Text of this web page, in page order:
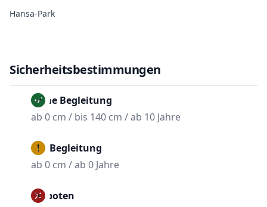
Hansa-Park
Sicherheitsbestimmungen
Ohne Begleitung
ab 0 cm / bis 140 cm / ab 10 Jahre
Mit Begleitung
ab 0 cm / ab 0 Jahre
Verboten